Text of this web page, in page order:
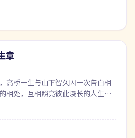
章
高桥一生与山下智久因一次告白相
相处，互相照亮彼此漫长的人生底